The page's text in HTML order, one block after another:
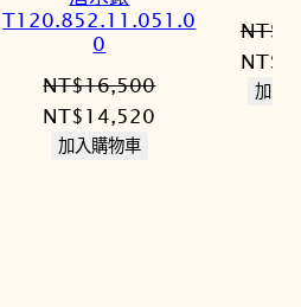
T120.852.11.051.0
0
NT$16,500
原
始
NT$14,520
加入購物車
NT$
原
始
NT$
加入